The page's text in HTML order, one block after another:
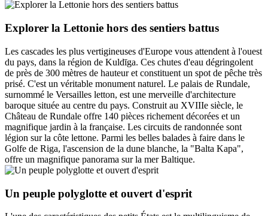
Explorer la Lettonie hors des sentiers battus
Les cascades les plus vertigineuses d'Europe vous attendent à l'ouest
du pays, dans la région de Kuldīga. Ces chutes d'eau dégringolent
de près de 300 mètres de hauteur et constituent un spot de pêche très
prisé. C'est un véritable monument naturel. Le palais de Rundale,
surnommé le Versailles letton, est une merveille d'architecture
baroque située au centre du pays. Construit au XVIIIe siècle, le
Château de Rundale offre 140 pièces richement décorées et un
magnifique jardin à la française. Les circuits de randonnée sont
légion sur la côte lettone. Parmi les belles balades à faire dans le
Golfe de Riga, l'ascension de la dune blanche, la "Balta Kapa",
offre un magnifique panorama sur la mer Baltique.
Un peuple polyglotte et ouvert d'esprit